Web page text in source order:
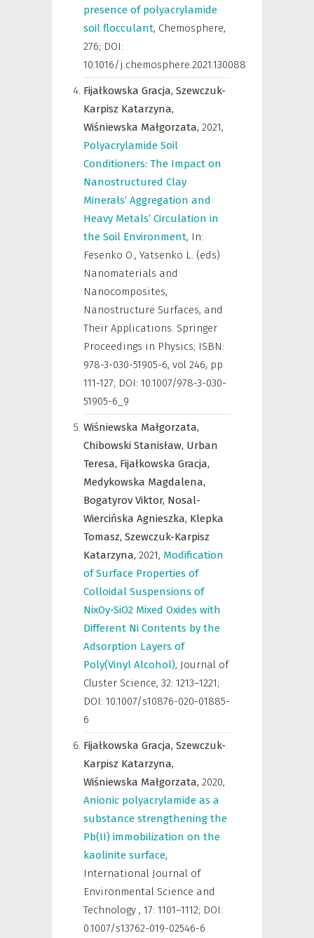
presence of polyacrylamide
soil flocculant, Chemosphere,
276; DOI:
10.1016/j.chemosphere.2021.130088
Fijałkowska Gracja, Szewczuk-
Karpisz Katarzyna,
Wiśniewska Małgorzata, 2021,
Polyacrylamide Soil
Conditioners: The Impact on
Nanostructured Clay
Minerals’ Aggregation and
Heavy Metals’ Circulation in
the Soil Environment, In:
Fesenko O., Yatsenko L. (eds)
Nanomaterials and
Nanocomposites,
Nanostructure Surfaces, and
Their Applications. Springer
Proceedings in Physics; ISBN:
978-3-030-51905-6, vol 246, pp
111-127; DOI: 10.1007/978-3-030-
51905-6_9
Wiśniewska Małgorzata,
Chibowski Stanisław, Urban
Teresa, Fijałkowska Gracja,
Medykowska Magdalena,
Bogatyrov Viktor, Nosal-
Wiercińska Agnieszka, Klepka
Tomasz, Szewczuk-Karpisz
Katarzyna, 2021, Modification
of Surface Properties of
Colloidal Suspensions of
NixOy-SiO2 Mixed Oxides with
Different Ni Contents by the
Adsorption Layers of
Poly(Vinyl Alcohol), Journal of
Cluster Science, 32: 1213–1221;
DOI: 10.1007/s10876-020-01885-
6
Fijałkowska Gracja, Szewczuk-
Karpisz Katarzyna,
Wiśniewska Małgorzata, 2020,
Anionic polyacrylamide as a
substance strengthening the
Pb(II) immobilization on the
kaolinite surface,
International Journal of
Environmental Science and
Technology , 17: 1101–1112; DOI:
0.1007/s13762-019-02546-6